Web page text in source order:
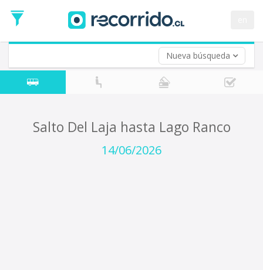
Nueva búsqueda
de
Ida
Vuelta (opcional)
Fecha
de
Salto Del Laja hasta Lago Ranco
14/06/2026